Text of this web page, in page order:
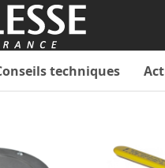
techniques